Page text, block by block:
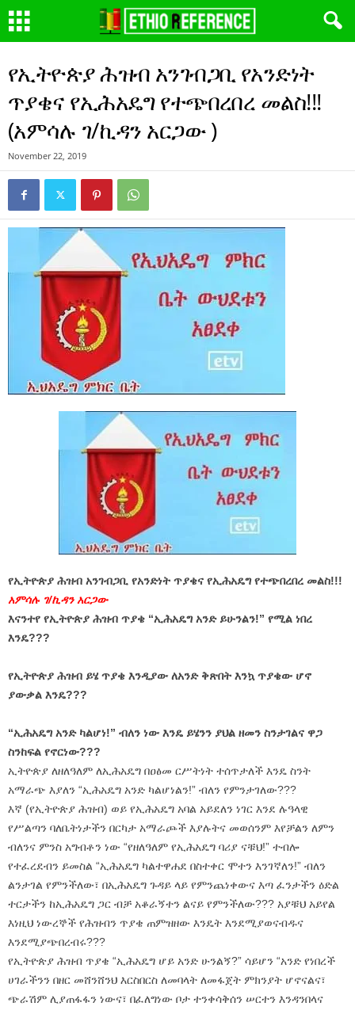
የኢትዮጵያ ሕዝብ አንገብጋቢ የአንድነት
ጥያቄና የኢሕአዴግ የተጭበረበረ መልስ!!!
(አምሳሉ ገ/ኪዳን አርጋው )
November 22, 2019
የኢትዮጵያ ሕዝብ አንገብጋቢ የአንድነት ጥያቄና የኢሕአዴግ የተጭበረበረ መልስ!!!
አምሳሉ ገ/ኪዳን አርጋው
እናንተየ የኢትዮጵያ ሕዝብ ጥያቄ “ኢሕአዴግ አንድ ይሁንልን!” የሚል ነበረ
እንዴ???
የኢትዮጵያ ሕዝብ ይሄ ጥያቄ እንዲያው ለአንድ ቅጽበት እንኳ ጥያቄው ሆኖ
ያውቃል እንዴ???
“ኢሕአዴግ አንድ ካልሆነ!” ብለን ነው እንዴ ይሄንን ያህል ዘመን ስንታገልና ዋጋ
ስንከፍል የኖርነው???
ኢትዮጵያ ለዘለዓለም ለኢሕአዴግ በዐፅመ ርሥትነት ተሰጥታለች እንዴ ስንት
አማራጭ እያለን “ኢሕአዴግ አንድ ካልሆነልን!” ብለን የምንታገለው???
እኛ (የኢትዮጵያ ሕዝብ) ወይ የኢሕአዴግ አባል አይደለን ነገር እንደ ሉዓላዊ
የሥልጣን ባለቤትነታችን በርካታ አማራጮች እያሉትና መወሰንም እየቻልን ለምን
ብለንና ምንስ አግብቶን ነው “የዘለዓለም የኢሕአዴግ ባሪያ ናቹህ!” ተብሎ
የተፈረደብን ይመስል “ኢሕአዴግ ካልተዋሐደ በስተቀር ሞተን እንገኛለን!” ብለን
ልንታገል የምንችለው፣ በኢሕአዴግ ጉዳይ ላይ የምንጨነቀውና እጣ ፈንታችን ዕድል
ተርታችን ከኢሕአዴግ ጋር ብቻ አቆራኝተን ልናይ የምንችለው??? አያቹህ አይየል
እነዚህ ነውረኞች የሕዝብን ጥያቄ ጠምዝዘው እንዴት እንደሚያወናብዱና
እንደሚያጭበረብሩ???
የኢትዮጵያ ሕዝብ ጥያቄ “ኢሕአዴግ ሆይ አንድ ሁንልኝ?” ሳይሆን “አንድ የነበረች
ሀገራችንን በዘር መሸንሸንህ እርስበርስ ለመባላት ለመፋጀት ምክንያት ሆኖናልና፣
ጭራሽም ሊያጠፋፋን ነውና፣ በፈለግነው ቦታ ተንቀሳቅሰን ሠርተን እንዳንበላና